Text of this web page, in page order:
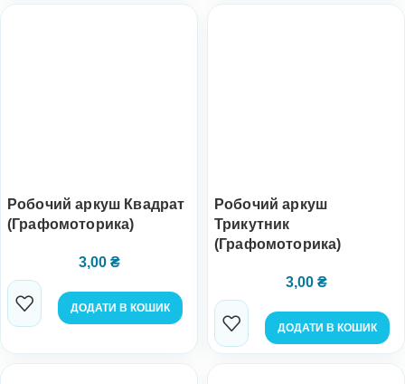
Робочий аркуш Квадрат
(Графомоторика)
3,00 ₴
ДОДАТИ В КОШИК
Робочий аркуш
Трикутник
(Графомоторика)
3,00 ₴
ДОДАТИ В КОШИК